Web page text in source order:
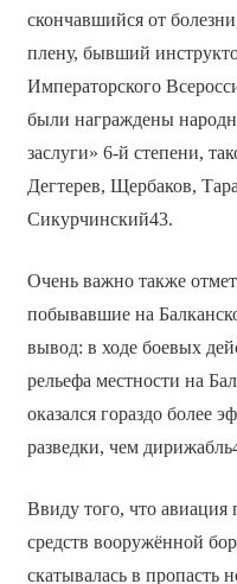
скончавшийся от
плену, бывший
Императорского
были награждены
заслуги» 6-й степени,
Дегтерев, Щербаков,
Сикурчинский43.
Очень важно также
побывавшие на
вывод: в ходе боевых
рельефа местности на
оказался гораздо более
разведки, чем
Ввиду того, что авиация
средств вооружённой
скатывалась в